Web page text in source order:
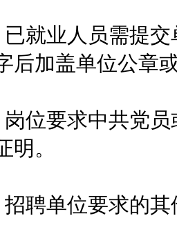
业人员需提交
后加盖单位公章
要求中共党员
明。
单位要求的其